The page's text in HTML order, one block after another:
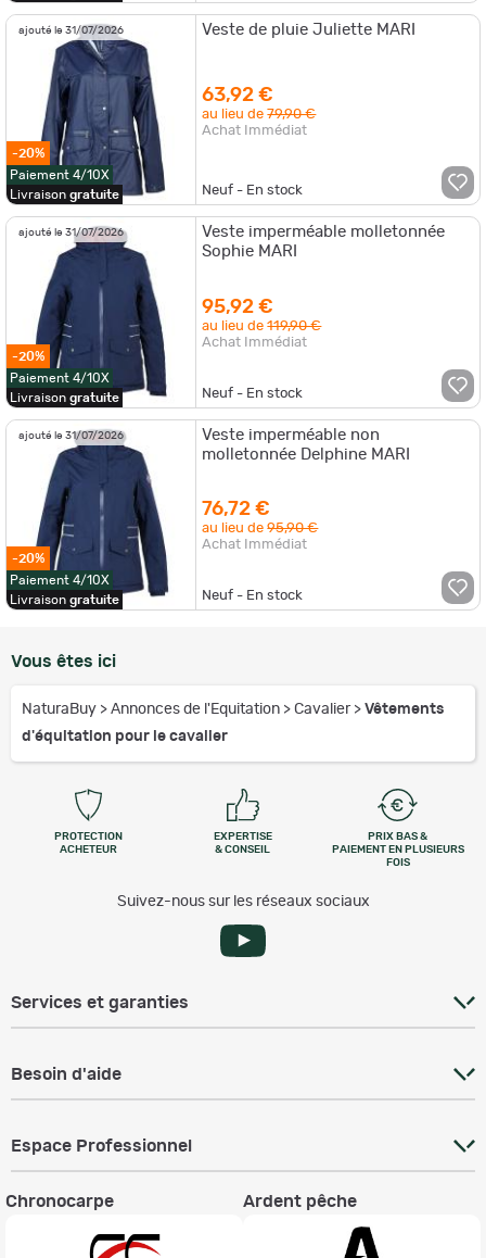
ajouté le 31/07/2026
-20%
Paiement 4/10X
Livraison gratuite
Veste de pluie Juliette MARI
63,92 €
au lieu de79,90 €
Achat Immédiat
Neuf - En stock
ajouté le 31/07/2026
-20%
Paiement 4/10X
Livraison gratuite
Veste imperméable molletonnée
Sophie MARI
95,92 €
au lieu de119,90 €
Achat Immédiat
Neuf - En stock
ajouté le 31/07/2026
-20%
Paiement 4/10X
Livraison gratuite
Veste imperméable non
molletonnée Delphine MARI
76,72 €
au lieu de95,90 €
Achat Immédiat
Neuf - En stock
Vous êtes ici
NaturaBuy > Annonces de l'Equitation > Cavalier > Vêtements
d'équitation pour le cavalier
PROTECTION
ACHETEUR
EXPERTISE
& CONSEIL
PRIX BAS &
PAIEMENT EN PLUSIEURS
FOIS
Suivez-nous sur les réseaux sociaux
Services et garanties
Besoin d'aide
Espace Professionnel
Chronocarpe Ardent pêche